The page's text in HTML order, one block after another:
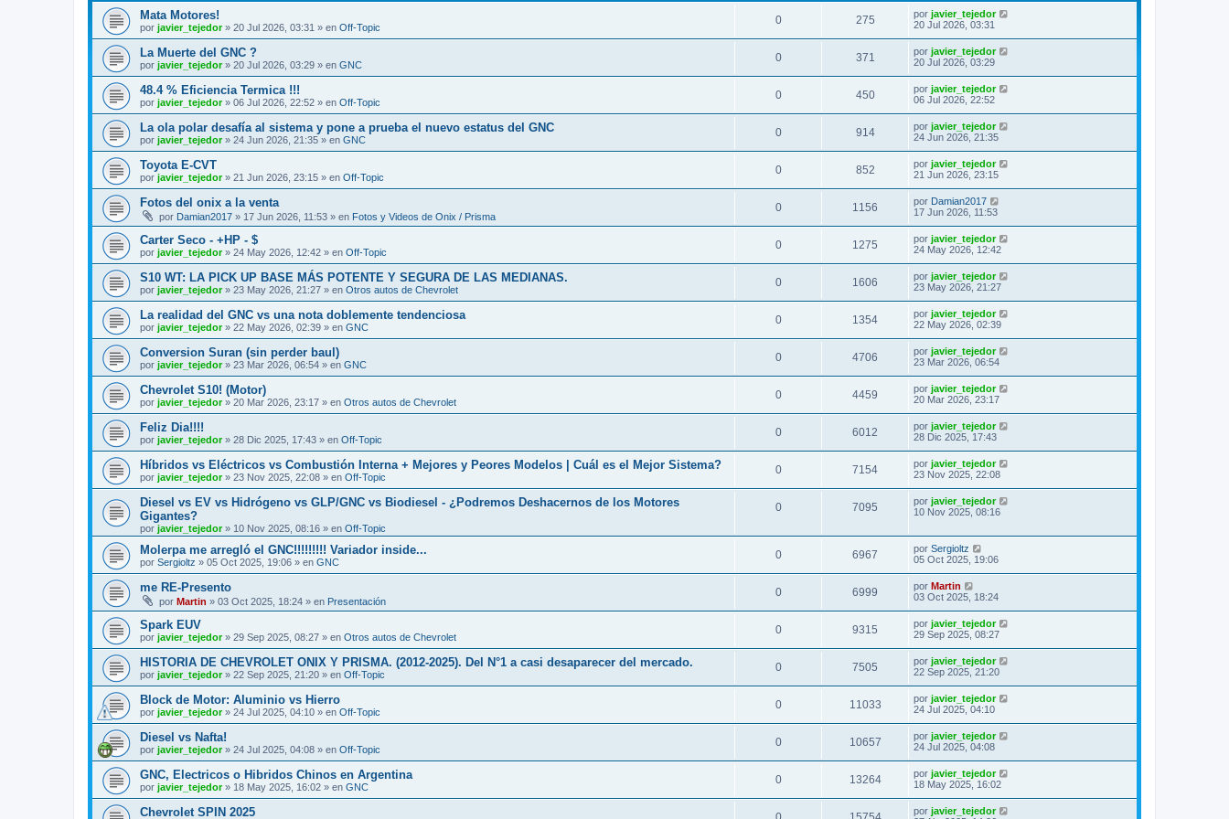
Mata Motores!
por javier_tejedor» 20 Jul 2026, 03:31 » en Off-Topic
0 275 por javier_tejedor
20 Jul 2026, 03:31
La Muerte del GNC ?
por javier_tejedor» 20 Jul 2026, 03:29 » en GNC
0 371 por javier_tejedor
20 Jul 2026, 03:29
48.4 % Eficiencia Termica !!!
por javier_tejedor» 06 Jul 2026, 22:52 » en Off-Topic
0 450 por javier_tejedor
06 Jul 2026, 22:52
La ola polar desafía al sistema y pone a prueba el nuevo estatus del GNC
por javier_tejedor» 24 Jun 2026, 21:35 » en GNC
0 914 por javier_tejedor
24 Jun 2026, 21:35
Toyota E-CVT
por javier_tejedor» 21 Jun 2026, 23:15 » en Off-Topic
0 852 por javier_tejedor
21 Jun 2026, 23:15
Fotos del onix a la venta
por Damian2017 » 17 Jun 2026, 11:53 » en Fotos y Videos de Onix / Prisma
0 1156 por Damian2017
17 Jun 2026, 11:53
Carter Seco - +HP - $
por javier_tejedor» 24 May 2026, 12:42 » en Off-Topic
0 1275 por javier_tejedor
24 May 2026, 12:42
S10 WT: LA PICK UP BASE MÁS POTENTE Y SEGURA DE LAS MEDIANAS.
por javier_tejedor» 23 May 2026, 21:27 » en Otros autos de Chevrolet
0 1606 por javier_tejedor
23 May 2026, 21:27
La realidad del GNC vs una nota doblemente tendenciosa
por javier_tejedor» 22 May 2026, 02:39 » en GNC
0 1354 por javier_tejedor
22 May 2026, 02:39
Conversion Suran (sin perder baul)
por javier_tejedor» 23 Mar 2026, 06:54 » en GNC
0 4706 por javier_tejedor
23 Mar 2026, 06:54
Chevrolet S10! (Motor)
por javier_tejedor» 20 Mar 2026, 23:17 » en Otros autos de Chevrolet
0 4459 por javier_tejedor
20 Mar 2026, 23:17
Feliz Dia!!!!
por javier_tejedor» 28 Dic 2025, 17:43 » en Off-Topic
0 6012 por javier_tejedor
28 Dic 2025, 17:43
Híbridos vs Eléctricos vs Combustión Interna + Mejores y Peores Modelos | Cuál es el Mejor Sistema?
por javier_tejedor» 23 Nov 2025, 22:08 » en Off-Topic
0 7154 por javier_tejedor
23 Nov 2025, 22:08
Diesel vs EV vs Hidrógeno vs GLP/GNC vs Biodiesel - ¿Podremos Deshacernos de los Motores
Gigantes?
por javier_tejedor» 10 Nov 2025, 08:16 » en Off-Topic
0 7095 por javier_tejedor
10 Nov 2025, 08:16
Molerpa me arregló el GNC!!!!!!!!! Variador inside...
por Sergioltz » 05 Oct 2025, 19:06 » en GNC
0 6967 por Sergioltz
05 Oct 2025, 19:06
me RE-Presento
por Martin » 03 Oct 2025, 18:24 » en Presentación
0 6999 por Martin
03 Oct 2025, 18:24
Spark EUV
por javier_tejedor» 29 Sep 2025, 08:27 » en Otros autos de Chevrolet
0 9315 por javier_tejedor
29 Sep 2025, 08:27
HISTORIA DE CHEVROLET ONIX Y PRISMA. (2012-2025). Del N°1 a casi desaparecer del mercado.
por javier_tejedor» 22 Sep 2025, 21:20 » en Off-Topic
0 7505 por javier_tejedor
22 Sep 2025, 21:20
Block de Motor: Aluminio vs Hierro
por javier_tejedor» 24 Jul 2025, 04:10 » en Off-Topic
0 11033 por javier_tejedor
24 Jul 2025, 04:10
Diesel vs Nafta!
por javier_tejedor» 24 Jul 2025, 04:08 » en Off-Topic
0 10657 por javier_tejedor
24 Jul 2025, 04:08
GNC, Electricos o Hibridos Chinos en Argentina
por javier_tejedor» 18 May 2025, 16:02 » en GNC
0 13264 por javier_tejedor
18 May 2025, 16:02
Chevrolet SPIN 2025 por javier_tejedor